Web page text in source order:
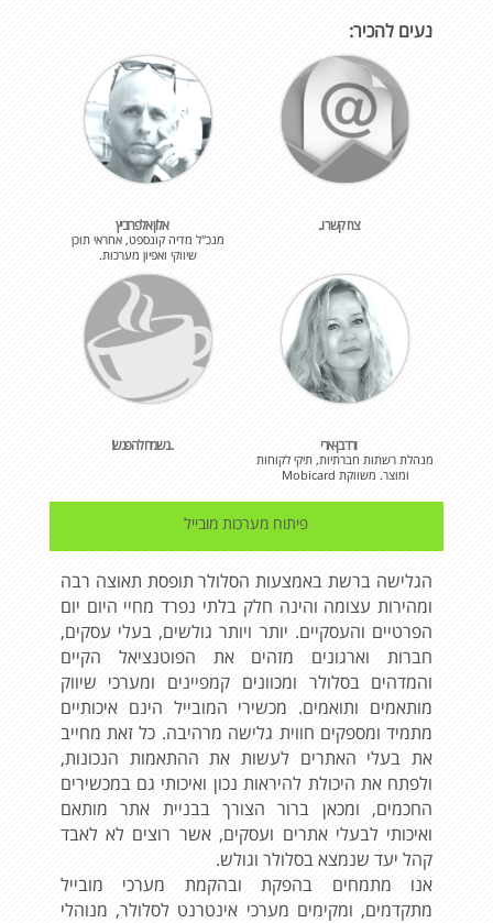
נעים להכיר:
צרו קשר ו.. אלון אלפרוביץ
מנכ"ל מדיה קונספט, אחראי תוכן
שיווקי ואפיון מערכות.
ורד בן-ארי
מנהלת רשתות חברתיות, תיקי לקוחות
ומוצר. משווקת Mobicard
..נשמח להפגש!
פיתוח מערכות מובייל
הגלישה ברשת באמצעות הסלולר תופסת תאוצה רבה
ומהירות עצומה והינה חלק בלתי נפרד מחיי היום יום
הפרטיים והעסקיים. יותר ויותר גולשים, בעלי עסקים,
חברות וארגונים מזהים את הפוטנציאל הקיים
והמדהים בסלולר ומכוונים קמפיינים ומערכי שיווק
מותאמים ותואמים. מכשירי המובייל הינם איכותיים
מתמיד ומספקים חווית גלישה מרהיבה. כל זאת מחייב
את בעלי האתרים לעשות את ההתאמות הנכונות,
ולפתח את היכולת להיראות נכון ואיכותי גם במכשירים
החכמים, ומכאן ברור הצורך בבניית אתר מותאם
ואיכותי לבעלי אתרים ועסקים, אשר רוצים לא לאבד
קהל יעד שנמצא בסלולר וגולש.
אנו מתמחים בהפקת ובהקמת מערכי מובייל
מתקדמים, ומקימים מערכי אינטרנט לסלולר, מנוהלי